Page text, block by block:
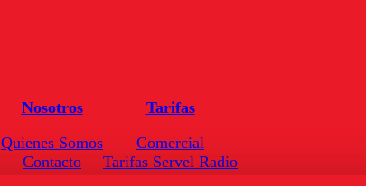
Nosotros
Quienes Somos
Contacto
Tarifas
Comercial
Tarifas Servel Radio